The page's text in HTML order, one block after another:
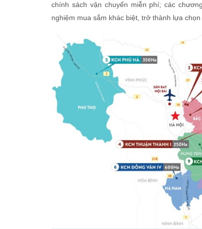
chính sách vận chuyển miễn phí; các
nghiệm mua sắm khác biệt, trở thành lựa